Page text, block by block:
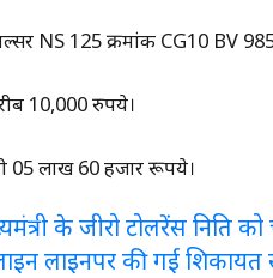
NS 125 क्रमांक CG10 BV
10,000 रुपये।
05 लाख 60 हजार रूपये।
के जीरो टोलरेंस निति
लाइनपर की गई